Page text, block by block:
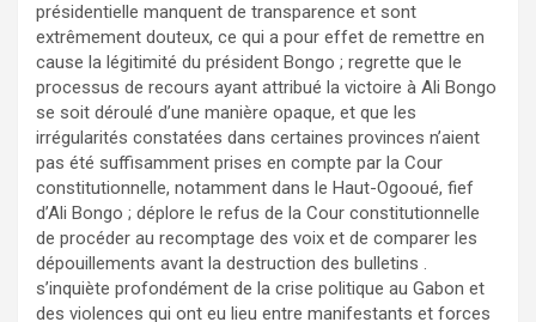
présidentielle manquent de transparence et sont
extrêmement douteux, ce qui a pour effet de remettre en
cause la légitimité du président Bongo ; regrette que le
processus de recours ayant attribué la victoire à Ali Bongo
se soit déroulé d’une manière opaque, et que les
irrégularités constatées dans certaines provinces n’aient
pas été suffisamment prises en compte par la Cour
constitutionnelle, notamment dans le Haut-Ogooué, fief
d’Ali Bongo ; déplore le refus de la Cour constitutionnelle
de procéder au recomptage des voix et de comparer les
dépouillements avant la destruction des bulletins .
s’inquiète profondément de la crise politique au Gabon et
des violences qui ont eu lieu entre manifestants et forces